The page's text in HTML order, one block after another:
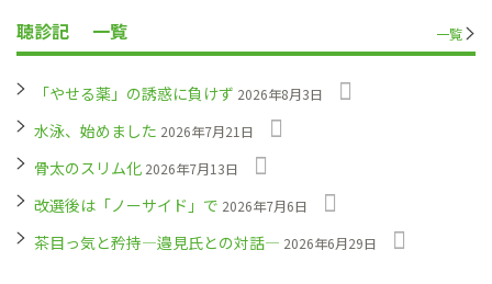
聴診記 一覧 一覧
「やせる薬」の誘惑に負けず 2026年8月3日
水泳、始めました 2026年7月21日
骨太のスリム化 2026年7月13日
改選後は「ノーサイド」で 2026年7月6日
茶目っ気と矜持―邉見氏との対話― 2026年6月29日